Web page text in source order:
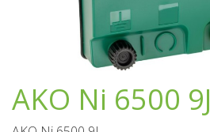
AKO Ni 6500 9J